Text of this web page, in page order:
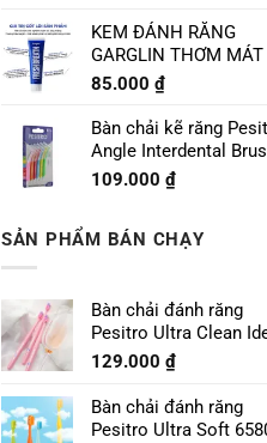
KEM ĐÁNH RĂNG
GARGLIN THƠM MÁT
BẠC HÀ SPEARMINT
85.000 ₫
Bàn chải kẽ răng
Angle Interdental
Size 1 - 0.7mm
109.000 ₫
SẢN PHẨM BÁN CHẠY
Bàn chải đánh răng
Pesitro Ultra Clean
129.000 ₫
Bàn chải đánh răng
Pesitro Ultra Soft